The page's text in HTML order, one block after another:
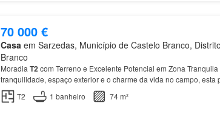
70 000 €
Casaem Sarzedas, Município de Castelo Branco,
Branco
Moradia T2com Terreno e Excelente Potencial em Zona
tranquilidade, espaço exterior e o charme da vida no campo, esta
no centro da povoação de Vilares de Baixo - freguesia de
T2 1 banheiro 74 m²